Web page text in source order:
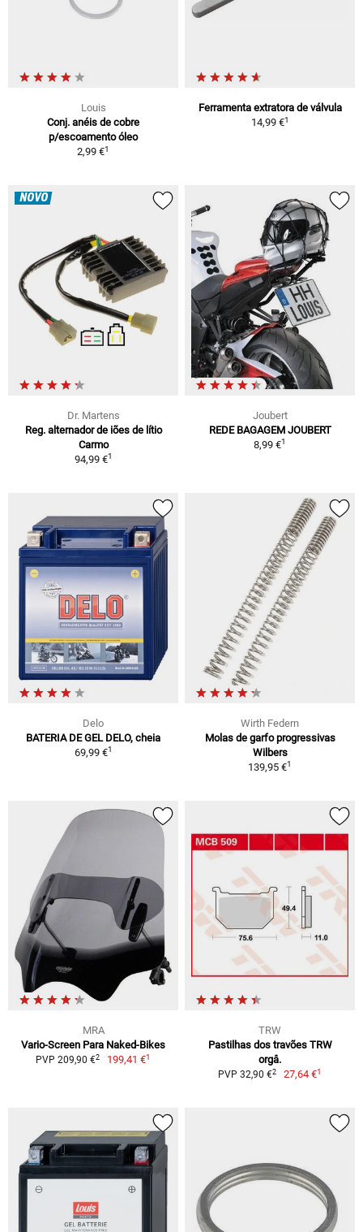
Louis
Conj. anéis de cobre
p/escoamento óleo
2,99 €1
Ferramenta extratora de válvula
14,99 €1
NOVO
Dr. Martens
Reg. alternador de iões de lítio
Carmo
94,99 €1
Joubert
REDE BAGAGEM JOUBERT
8,99 €1
Delo
BATERIA DE GEL DELO, cheia
69,99 €1
Wirth Federn
Molas de garfo progressivas
Wilbers
139,95 €1
MRA
Vario-Screen Para Naked-Bikes
PVP 209,90 €2 199,41 €1
TRW
Pastilhas dos travões TRW
orgâ.
PVP 32,90 €2 27,64 €1